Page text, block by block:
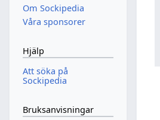
Om Sockipedia
Våra sponsorer
Hjälp
Att söka på
Sockipedia
Bruksanvisningar